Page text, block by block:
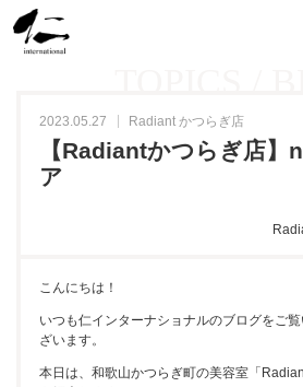
2023.05.27 Radiant かつらぎ店
【Radiantかつらぎ店】
ア
こんにちは！
いつも仁インターナショナルのブログをご
ざいます。
本日は、和歌山かつらぎ町の美容室「